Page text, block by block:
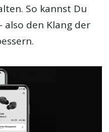
So kannst Du
also den Klang der